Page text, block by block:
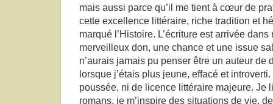
mais aussi parce qu’il me tient à cœur de
cette excellence littéraire, riche tradition et
marqué l’Histoire. L’écriture est arrivée
merveilleux don, une chance et une issue
n’aurais jamais pu penser être un auteur de
lorsque j’étais plus jeune, effacé et
poussée, ni de licence littéraire majeure. Je
romans, je m’inspire des situations de vie,